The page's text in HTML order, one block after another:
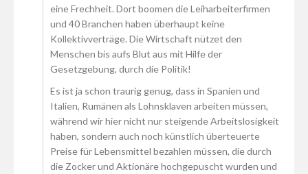
eine Frechheit. Dort boomen die Leiharbeiterfirmen
und 40 Branchen haben überhaupt keine
Kollektivverträge. Die Wirtschaft nützet den
Menschen bis aufs Blut aus mit Hilfe der
Gesetzgebung, durch die Politik!
Es ist ja schon traurig genug, dass in Spanien und
Italien, Rumänen als Lohnsklaven arbeiten müssen,
während wir hier nicht nur steigende Arbeitslosigkeit
haben, sondern auch noch künstlich überteuerte
Preise für Lebensmittel bezahlen müssen, die durch
die Zocker und Aktionäre hochgepuscht wurden und